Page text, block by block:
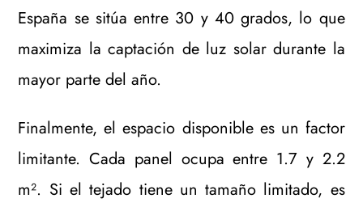
España se sitúa entre 30 y 40 grados, lo que
maximiza la captación de luz solar durante la
mayor parte del año.
Finalmente, el espacio disponible es un factor
limitante. Cada panel ocupa entre 1.7 y 2.2
m². Si el tejado tiene un tamaño limitado, es